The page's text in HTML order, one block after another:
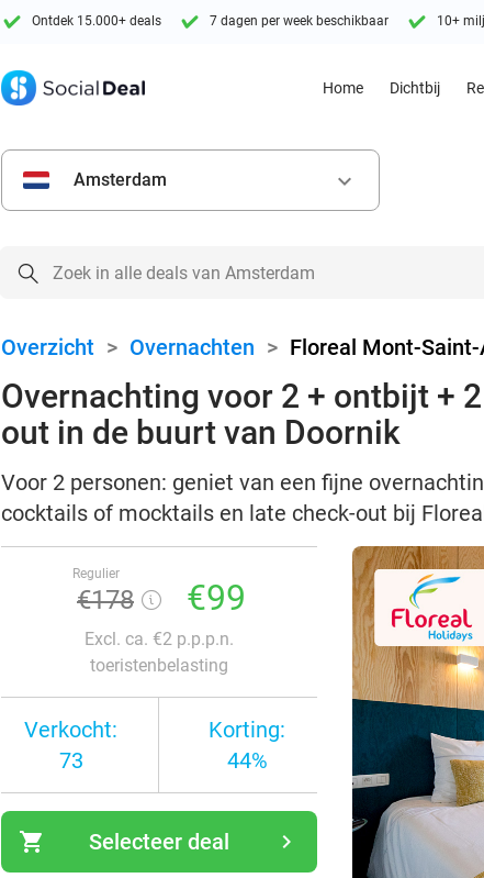
Ontdek 15.000+ deals 7 dagen per week beschikbaar 10+
Home Dichtbij
Amsterdam keyboard_arrow_down
Overzicht > Overnachten > Floreal Mont-
Overnachting voor 2 + ontbijt +
out in de buurt van Doornik
Voor 2 personen: geniet van een fijne
cocktails of mocktails en late check-out bij
Regulier
€178 €99
Excl. ca. €2 p.p.p.n.
toeristenbelasting
Verkocht:
73
Korting:
44%
shopping_cart navigate_next
Selecteer deal